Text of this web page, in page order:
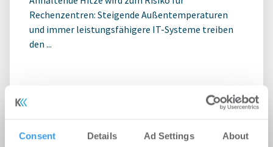
Consent Details Ad Settings About
Rechenzentren: Steigende Außentemperaturen
und immer leistungsfähigere IT-Systeme treiben
den ...
Ingeborg-Warschke-Nachwuchspreis
2026 – Bewerbung bis 2. August
möglich – Bundesbauministerin